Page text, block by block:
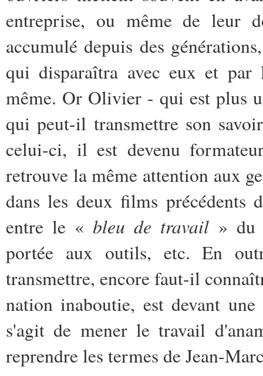
entreprise, ou même de leur
accumulé depuis des
qui disparaîtra avec eux et
même. Or Olivier - qui est plus
qui peut-il transmettre son
celui-ci, il est devenu
retrouve la même attention aux
dans les deux films précédents
entre le «bleu de travail » du
portée aux outils, etc. En
transmettre, encore faut-il
nation inaboutie, est devant
s'agit de mener le travail
reprendre les termes de Jean-